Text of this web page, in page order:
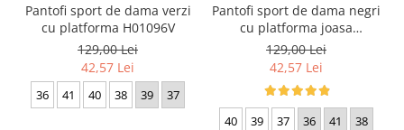
Pantofi sport de dama verzi
cu platforma H01096V
129,00 Lei
42,57 Lei
36 41 40 38 39 37
Pantofi sport de dama negri
cu platforma joasa
HM82014-1 Black
129,00 Lei
42,57 Lei
40 39 37 36 41 38